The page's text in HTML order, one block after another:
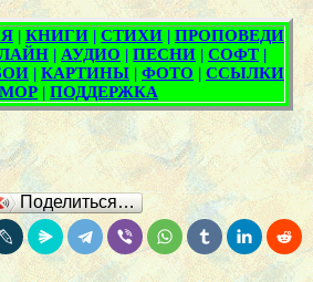
Поделиться…